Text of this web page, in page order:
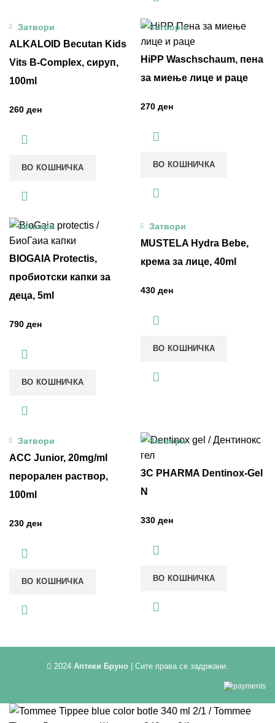
Затвори
ALKALOID Becutan Kids
Vits B-Complex, сируп,
100ml
ден
ВО КОШНИЧКА
Затвори
HiPP Waschschaum, пена
за миење лице и раце
ден
ВО КОШНИЧКА
Затвори
BIOGAIA Protectis,
пробиотски капки за
деца, 5ml
ден
ВО КОШНИЧКА
Затвори
MUSTELA Hydra Bebe,
крема за лице, 40ml
ден
ВО КОШНИЧКА
Затвори
ACC Јunior, 20mg/ml
перорален раствор,
100ml
ден
ВО КОШНИЧКА
Затвори
3C PHARMA Dentinox-Gel
N
ден
ВО КОШНИЧКА
2024 Аптеки Бруно | Сите права се задржани.